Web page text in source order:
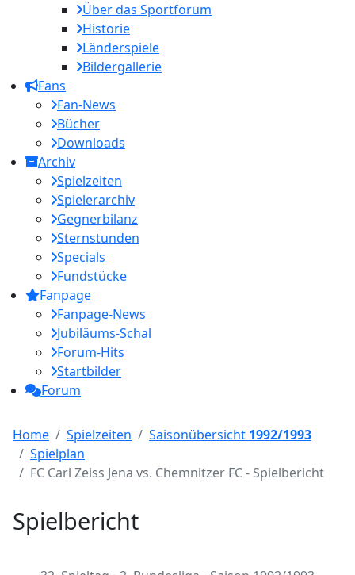
Über das Sportforum
Historie
Länderspiele
Bildergallerie
Fans
Fan-News
Bücher
Downloads
Archiv
Spielzeiten
Spielerarchiv
Gegnerbilanz
Sternstunden
Specials
Fundstücke
Fanpage
Fanpage-News
Jubiläums-Schal
Forum-Hits
Startbilder
Forum
Home Spielzeiten Saisonübersicht 1992/1993
Spielplan
FC Carl Zeiss Jena vs. Chemnitzer FC - Spielbericht
Spielbericht